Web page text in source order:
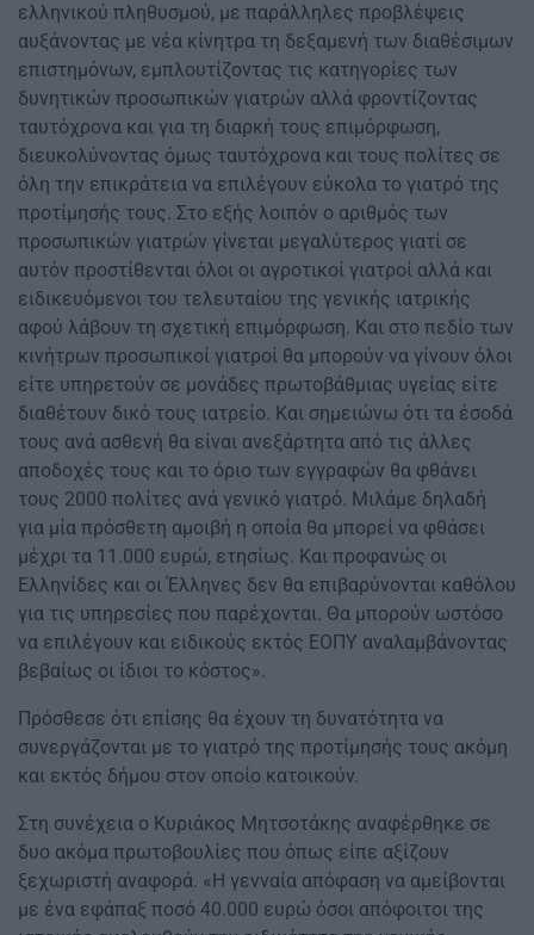
ελληνικού πληθυσμού, με παράλληλες προβλέψεις
αυξάνοντας με νέα κίνητρα τη δεξαμενή των διαθέσιμων
επιστημόνων, εμπλουτίζοντας τις κατηγορίες των
δυνητικών προσωπικών γιατρών αλλά φροντίζοντας
ταυτόχρονα και για τη διαρκή τους επιμόρφωση,
διευκολύνοντας όμως ταυτόχρονα και τους πολίτες σε
όλη την επικράτεια να επιλέγουν εύκολα το γιατρό της
προτίμησής τους. Στο εξής λοιπόν ο αριθμός των
προσωπικών γιατρών γίνεται μεγαλύτερος γιατί σε
αυτόν προστίθενται όλοι οι αγροτικοί γιατροί αλλά και
ειδικευόμενοι του τελευταίου της γενικής ιατρικής
αφού λάβουν τη σχετική επιμόρφωση. Και στο πεδίο των
κινήτρων προσωπικοί γιατροί θα μπορούν να γίνουν όλοι
είτε υπηρετούν σε μονάδες πρωτοβάθμιας υγείας είτε
διαθέτουν δικό τους ιατρείο. Και σημειώνω ότι τα έσοδά
τους ανά ασθενή θα είναι ανεξάρτητα από τις άλλες
αποδοχές τους και το όριο των εγγραφών θα φθάνει
τους 2000 πολίτες ανά γενικό γιατρό. Μιλάμε δηλαδή
για μία πρόσθετη αμοιβή η οποία θα μπορεί να φθάσει
μέχρι τα 11.000 ευρώ, ετησίως. Και προφανώς οι
Ελληνίδες και οι Έλληνες δεν θα επιβαρύνονται καθόλου
για τις υπηρεσίες που παρέχονται. Θα μπορούν ωστόσο
να επιλέγουν και ειδικούς εκτός ΕΟΠΥ αναλαμβάνοντας
βεβαίως οι ίδιοι το κόστος».
Πρόσθεσε ότι επίσης θα έχουν τη δυνατότητα να
συνεργάζονται με το γιατρό της προτίμησής τους ακόμη
και εκτός δήμου στον οποίο κατοικούν.
Στη συνέχεια ο Κυριάκος Μητσοτάκης αναφέρθηκε σε
δυο ακόμα πρωτοβουλίες που όπως είπε αξίζουν
ξεχωριστή αναφορά. «Η γενναία απόφαση να αμείβονται
με ένα εφάπαξ ποσό 40.000 ευρώ όσοι απόφοιτοι της